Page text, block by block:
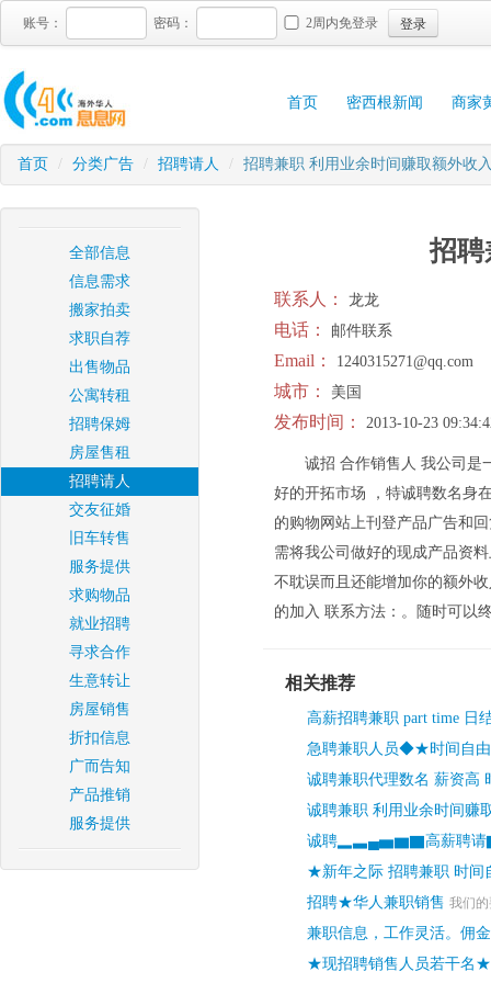
账号： 密码： 2周内免登录 登录
首页 密西根新闻 商家
首页 / 分类广告 / 招聘请人 / 招聘兼职 利用业余时间赚取额外收
全部信息
信息需求
搬家拍卖
求职自荐
出售物品
公寓转租
招聘保姆
房屋售租
招聘请人
交友征婚
旧车转售
服务提供
求购物品
就业招聘
寻求合作
生意转让
房屋销售
折扣信息
广而告知
产品推销
服务提供
招聘
联系人： 龙龙
电话： 邮件联系
Email： 1240315271@qq.com
城市： 美国
发布时间： 2013-10-23
诚招 合作销售人 我公司是
好的开拓市场 ，特诚聘数名身
的购物网站上刊登产品广告和
需将我公司做好的现成产品资
不耽误而且还能增加你的额外
的加入 联系方法：。随时可以
相关推荐
高薪招聘兼职 part time 日
急聘兼职人员◆★时间自
诚聘兼职代理数名 薪资高
诚聘兼职 利用业余时间赚
诚聘▂▃▄▅▆▇高薪聘
★新年之际 招聘兼职 时
招聘★华人兼职销售 我们
兼职信息，工作灵活。佣
★现招聘销售人员若干名